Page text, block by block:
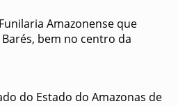
Amazonense que
bem no centro da
do Estado do Amazonas de